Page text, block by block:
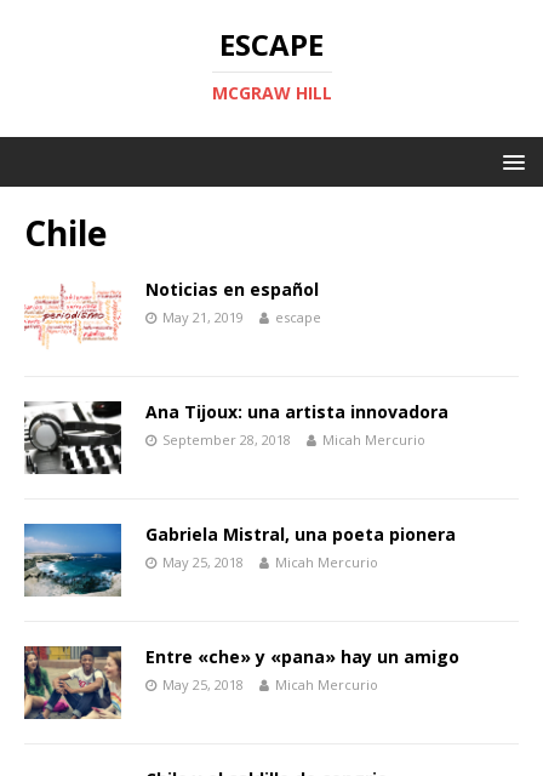
ESCAPE
MCGRAW HILL
Chile
Noticias en español
May 21, 2019 escape
Ana Tijoux: una artista innovadora
September 28, 2018 Micah Mercurio
Gabriela Mistral, una poeta pionera
May 25, 2018 Micah Mercurio
Entre «che» y «pana» hay un amigo
May 25, 2018 Micah Mercurio